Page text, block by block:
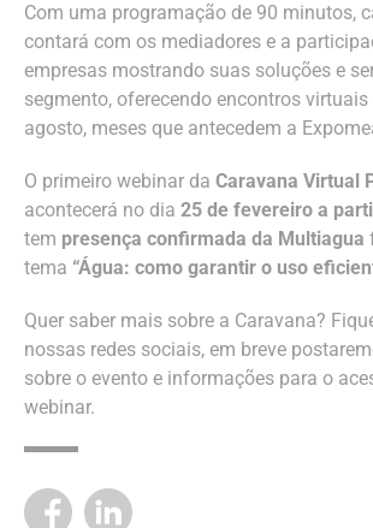
Com uma programação de 90 minutos,
contará com os mediadores e a
empresas mostrando suas soluções e
segmento, oferecendo encontros virtuais
agosto, meses que antecedem a
O primeiro webinar da Caravana Virtual
acontecerá no dia 25 de fevereiro a
tem presença confirmada da Multiagua
tema “Água: como garantir o uso
Quer saber mais sobre a Caravana?
nossas redes sociais, em breve
sobre o evento e informações para o
webinar.